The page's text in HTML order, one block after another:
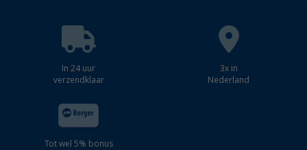
In 24 uur
verzendklaar
3x in
Nederland
Tot wel 5% bonus